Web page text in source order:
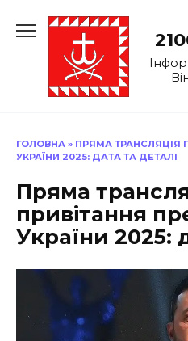
до
ГОЛОВНА » ПРЯМА ТРАНСЛЯЦІЯ
УКРАЇНИ 2025: ДАТА ТА ДЕТАЛІ
Пряма
привітання
України 2025: